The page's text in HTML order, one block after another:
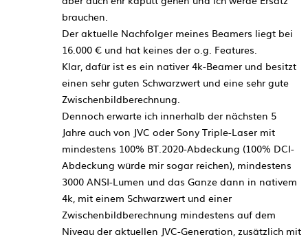
brauchen.
Der aktuelle Nachfolger meines Beamers liegt bei
16.000 € und hat keines der o.g. Features.
Klar, dafür ist es ein nativer 4k-Beamer und besitzt
einen sehr guten Schwarzwert und eine sehr gute
Zwischenbildberechnung.
Dennoch erwarte ich innerhalb der nächsten 5
Jahre auch von JVC oder Sony Triple-Laser mit
mindestens 100% BT.2020-Abdeckung (100% DCI-
Abdeckung würde mir sogar reichen), mindestens
3000 ANSI-Lumen und das Ganze dann in nativem
4k, mit einem Schwarzwert und einer
Zwischenbildberechnung mindestens auf dem
Niveau der aktuellen JVC-Generation, zusätzlich mit